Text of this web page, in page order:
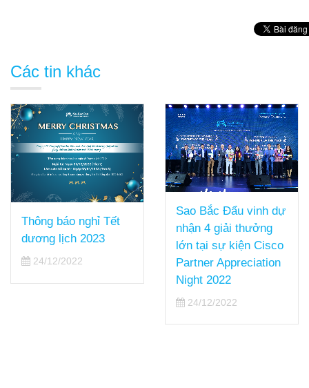
Các tin khác
Thông báo nghỉ Tết
dương lịch 2023
24/12/2022
Sao Bắc Đẩu vinh dự
nhận 4 giải thưởng
lớn tại sự kiện Cisco
Partner Appreciation
Night 2022
24/12/2022